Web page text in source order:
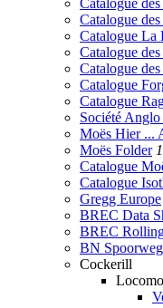
Catalogue
Catalogue
Catalogue La
Catalogue
Catalogue
Catalogue
Catalogue
Société
Moës Hier ...
Moës Folder
Catalogue
Catalogue
Gregg Europe
BREC Data
BREC
BN
Cockerill